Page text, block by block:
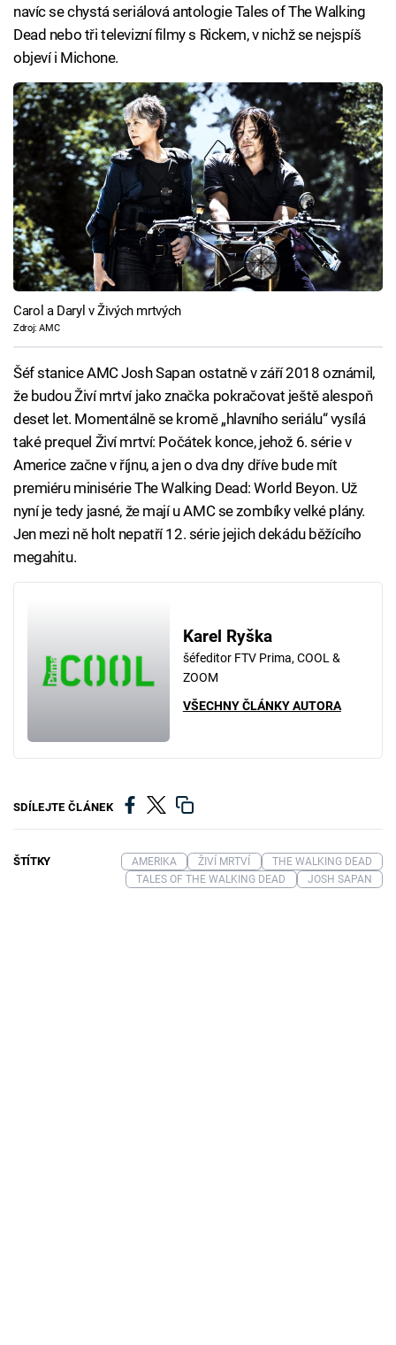
navíc se chystá seriálová antologie Tales of The Walking
Dead nebo tři televizní filmy s Rickem, v nichž se nejspíš
objeví i Michone.
Carol a Daryl v Živých mrtvých
Zdroj: AMC
Šéf stanice AMC Josh Sapan ostatně v září 2018 oznámil,
že budou Živí mrtví jako značka pokračovat ještě alespoň
deset let. Momentálně se kromě „hlavního seriálu“ vysílá
také prequel Živí mrtví: Počátek konce, jehož 6. série v
Americe začne v říjnu, a jen o dva dny dříve bude mít
premiéru minisérie The Walking Dead: World Beyon. Už
nyní je tedy jasné, že mají u AMC se zombíky velké plány.
Jen mezi ně holt nepatří 12. série jejich dekádu běžícího
megahitu.
Karel Ryška
šéfeditor FTV Prima, COOL &
ZOOM
VŠECHNY ČLÁNKY AUTORA
SDÍLEJTE ČLÁNEK
ŠTÍTKY AMERIKA ŽIVÍ MRTVÍ
THE WALKING DEAD
TALES OF THE WALKING DEAD
JOSH SAPAN